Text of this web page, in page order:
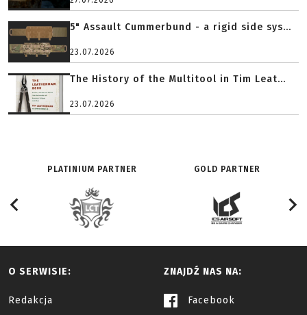
5" Assault Cummerbund - a rigid side sys...
23.07.2026
The History of the Multitool in Tim Leat...
23.07.2026
PLATINIUM PARTNER GOLD PARTNER
O SERWISIE:
Redakcja
ZNAJDŹ NAS NA:
Facebook